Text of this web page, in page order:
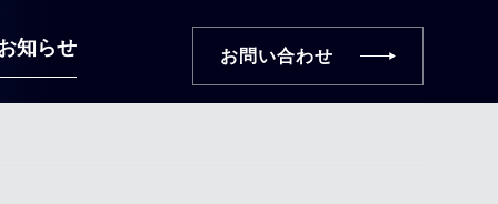
知らせ お問い合わせ